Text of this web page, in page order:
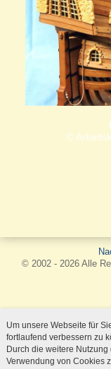
©
© 2002 - 2026 Alle
Um unsere Webseite für
fortlaufend verbessern zu
Durch die weitere
Verwendung von Cookies